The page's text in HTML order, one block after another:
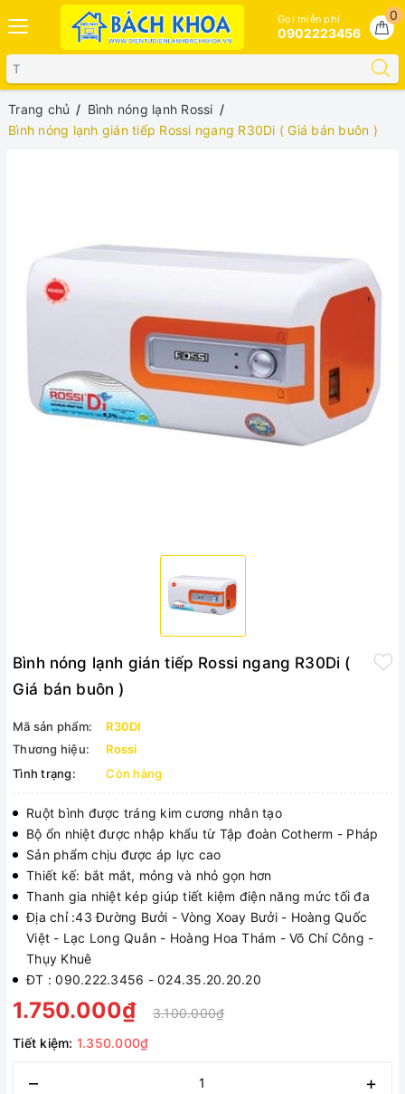
0
Gọi miễn phí
0902223456
Trang chủ
Bình nóng lạnh Rossi
Bình nóng lạnh gián tiếp Rossi ngang R30Di ( Giá bán buôn )
Bình nóng lạnh gián tiếp Rossi ngang R30Di (
Giá bán buôn )
Mã sản phẩm:
R30DI
Thương hiệu:
Rossi
Tình trạng:
Còn hàng
Ruột bình được tráng kim cương nhân tạo
Bộ ổn nhiệt được nhập khẩu từ Tập đoàn Cotherm - Pháp
Sản phẩm chịu được áp lực cao
Thiết kế: bắt mắt, mỏng và nhỏ gọn hơn
Thanh gia nhiệt kép giúp tiết kiệm điện năng mức tối đa
Địa chỉ :43 Đường Bưởi - Vòng Xoay Bưởi - Hoàng Quốc
Việt - Lạc Long Quân - Hoàng Hoa Thám - Võ Chí Công -
Thụy Khuê
ĐT : 090.222.3456 - 024.35.20.20.20
1.750.000₫
3.100.000₫
Tiết kiệm: 1.350.000₫
– +